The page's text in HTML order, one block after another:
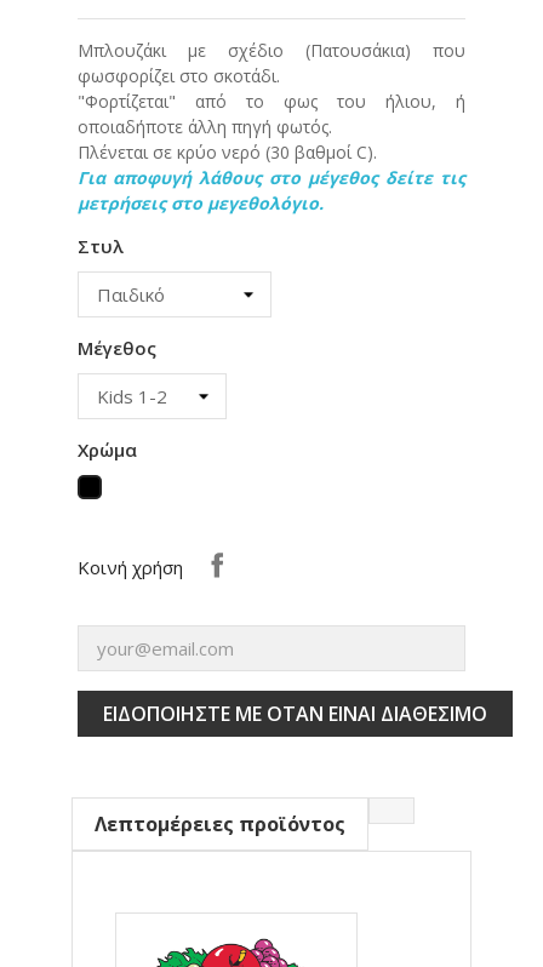
Μπλουζάκι με σχέδιο (Πατουσάκια) που
φωσφορίζει στο σκοτάδι.
"Φορτίζεται" από το φως του ήλιου, ή
οποιαδήποτε άλλη πηγή φωτός.
Πλένεται σε κρύο νερό (30 βαθμοί C).
Για αποφυγή λάθους στο μέγεθος δείτε τις
μετρήσεις στο μεγεθολόγιο.
Στυλ
Μέγεθος
Χρώμα
Κοινή χρήση
ΕΙΔΟΠΟΙΉΣΤΕ ΜΕ ΌΤΑΝ ΕΊΝΑΙ ΔΙΑΘΈΣΙΜΟ
Λεπτομέρειες προϊόντος